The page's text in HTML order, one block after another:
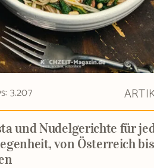
3.207
und Nudelgerichte für
von Österreich bis